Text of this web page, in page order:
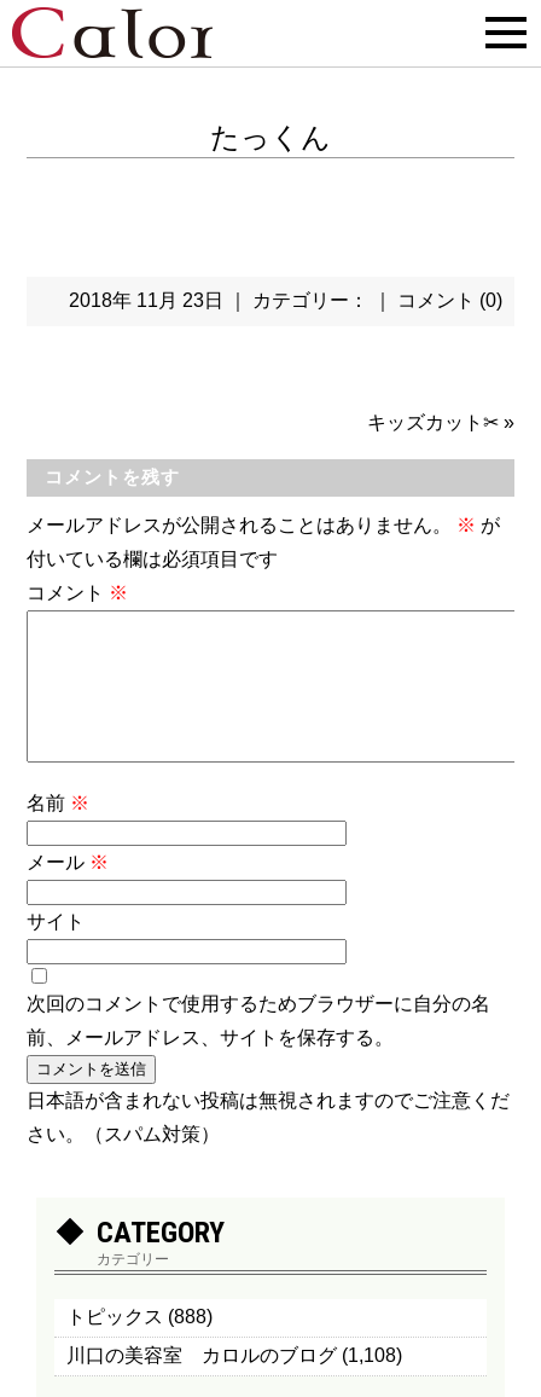
たっくん
2018年 11月 23日 ｜ カテゴリー： ｜ コメント (0)
キッズカット✂»
コメントを残す
メールアドレスが公開されることはありません。 ※ が
付いている欄は必須項目です
コメント ※
名前 ※
メール ※
サイト
次回のコメントで使用するためブラウザーに自分の名
前、メールアドレス、サイトを保存する。
日本語が含まれない投稿は無視されますのでご注意くだ
さい。（スパム対策）
CATEGORY
カテゴリー
トピックス (888)
川口の美容室 カロルのブログ (1,108)